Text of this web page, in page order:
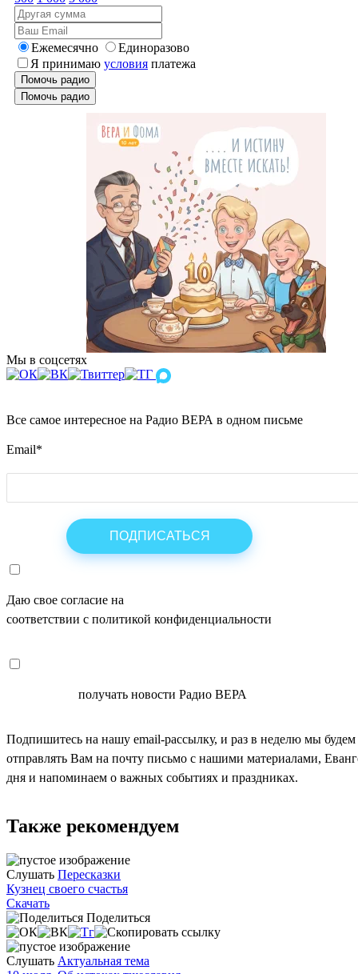
Ежемесячно
Единоразово
Я принимаю условия платежа
Помочь радио
Помочь радио
Мы в соцсетях
Все самое интересное на Радио ВЕРА в одном письме
Email*
Даю свое согласие на
соответствии с политикой конфиденциальности
получать новости Радио ВЕРА
Подпишитесь на нашу email-рассылку, и раз в неделю мы будем
отправлять Вам на почту письмо с нашими материалами,
дня и напоминаем о важных событиях и праздниках.
Также рекомендуем
Слушать Пересказки
Кузнец своего счастья
Скачать
Поделиться
Слушать Актуальная тема